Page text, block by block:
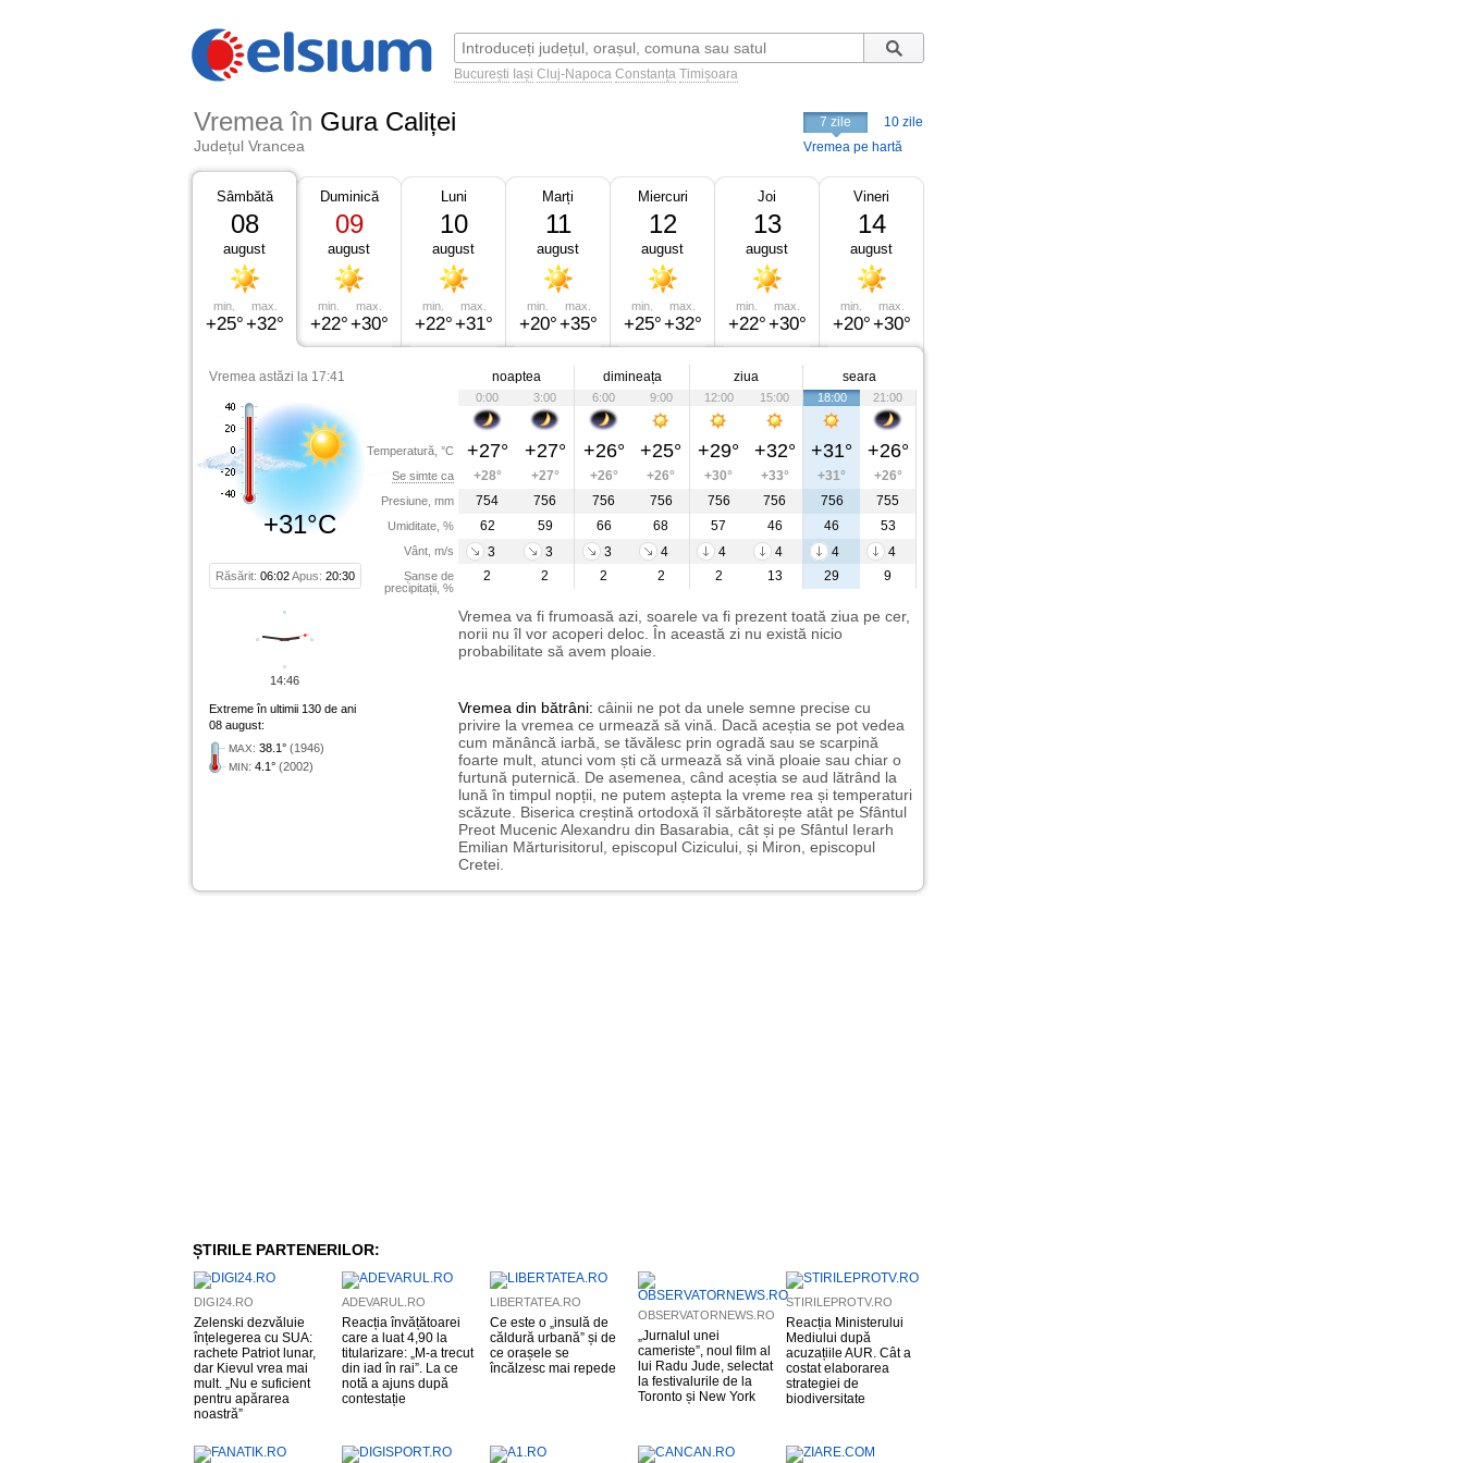
București Iași Cluj-Napoca Constanța Timișoara
Vremea în Gura Caliței
Județul Vrancea
7 zile
10 zile
Vremea pe hartă
Sâmbătă
08
august
min.
+25°
max.
+32°
Duminică
09
august
min.
+22°
max.
+30°
Luni
10
august
min.
+22°
max.
+31°
Marți
11
august
min.
+20°
max.
+35°
Miercuri
12
august
min.
+25°
max.
+32°
Joi
13
august
min.
+22°
max.
+30°
Vineri
14
august
min.
+20°
max.
+30°
Vremea astăzi la 17:41
+31°C
Răsărit: 06:02Apus: 20:30
Temperatură, °C
Se simte ca
Presiune, mm
Umiditate, %
Vânt, m/s
Șanse de
precipitații, %
noaptea dimineața ziua seara
0:00 3:00 6:00 9:00 12:00 15:00 18:00 21:00
+27° +27° +26° +25° +29° +32° +31° +26°
+28° +27° +26° +26° +30° +33° +31°
+26°
754
756 756 756 756 756 756
755
62
59 66 68 57 46 46
53
3
3 3 4 4 4 4
4
2
2 2 2 2 13 29 9
Vremea va fi frumoasă azi, soarele va fi prezent toată ziua pe cer,
norii nu îl vor acoperi deloc. În această zi nu există nicio
probabilitate să avem ploaie.
Extreme în ultimii 130 de ani
08 august:
MAX: 38.1° (1946)
MIN: 4.1° (2002)
Vremea din bătrâni: câinii ne pot da unele semne precise cu
privire la vremea ce urmează să vină. Dacă aceștia se pot vedea
cum mănâncă iarbă, se tăvălesc prin ogradă sau se scarpină
foarte mult, atunci vom ști că urmează să vină ploaie sau chiar o
furtună puternică. De asemenea, când aceștia se aud lătrând la
lună în timpul nopții, ne putem aștepta la vreme rea și temperaturi
scăzute. Biserica creștină ortodoxă îl sărbătorește atât pe Sfântul
Preot Mucenic Alexandru din Basarabia, cât și pe Sfântul Ierarh
Emilian Mărturisitorul, episcopul Cizicului, și Miron, episcopul
Cretei.
14:46
ȘTIRILE PARTENERILOR:
DIGI24.RO
Zelenski dezvăluie
înțelegerea cu SUA:
rachete Patriot lunar,
dar Kievul vrea mai
mult. „Nu e suficient
pentru apărarea
noastră”
ADEVARUL.RO
Reacția învățătoarei
care a luat 4,90 la
titularizare: „M-a trecut
din iad în rai”. La ce
notă a ajuns după
contestație
LIBERTATEA.RO
Ce este o „insulă de
căldură urbană” și de
ce orașele se
încălzesc mai repede
OBSERVATORNEWS.RO
„Jurnalul unei
cameriste”, noul film al
lui Radu Jude, selectat
la festivalurile de la
Toronto și New York
STIRILEPROTV.RO
Reacția Ministerului
Mediului după
acuzațiile AUR. Cât a
costat elaborarea
strategiei de
biodiversitate